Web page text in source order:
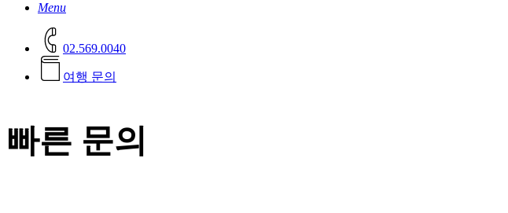
Menu
02.569.0040
여 행 문의
빠른 문의